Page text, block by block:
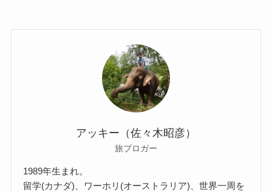
アッキー（佐々木昭彦）
旅ブロガー
1989年生まれ。
留学(カナダ)、ワーホリ(オーストラリア)、世界一周を